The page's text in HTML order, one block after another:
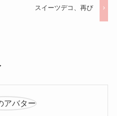
スイーツデコ、再び